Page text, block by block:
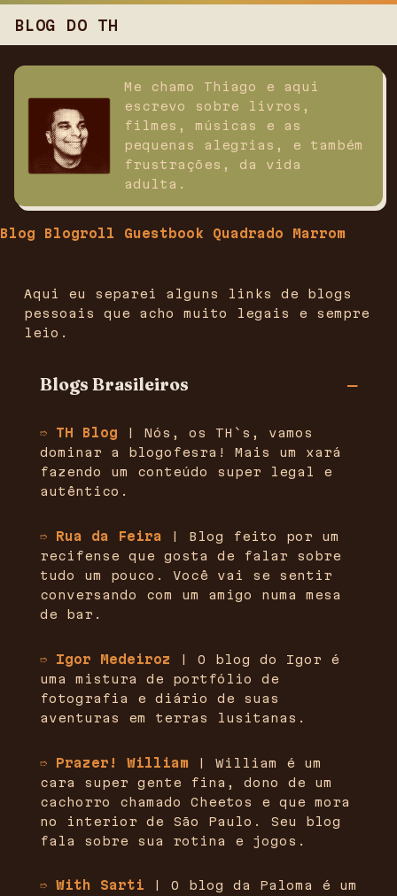
BLOG DO TH
Me chamo Thiago e aqui
escrevo sobre livros,
filmes, músicas e as
pequenas alegrias, e também
frustrações, da vida
adulta.
Blog Blogroll Guestbook Quadrado Marrom
Aqui eu separei alguns links de blogs
pessoais que acho muito legais e sempre
leio.
Blogs Brasileiros
➱ TH Blog | Nós, os TH`s, vamos
dominar a blogofesra! Mais um xará
fazendo um conteúdo super legal e
autêntico.
➱ Rua da Feira
| Blog feito por um
recifense que gosta de falar sobre
tudo um pouco. Você vai se sentir
conversando com um amigo numa mesa
de bar.
➱ Igor Medeiroz
| O blog do Igor é
uma mistura de portfólio de
fotografia e diário de suas
aventuras em terras lusitanas.
➱ Prazer! William | William é um
cara super gente fina, dono de um
cachorro chamado Cheetos e que mora
no interior de São Paulo. Seu blog
fala sobre sua rotina e jogos.
➱ With Sarti | O blog da Paloma é um